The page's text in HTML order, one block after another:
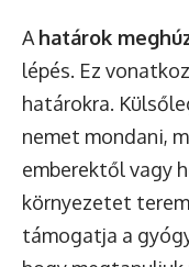
A határok
lépés. Ez
határokra.
nemet mondani,
emberektől vagy
környezetet
támogatja a